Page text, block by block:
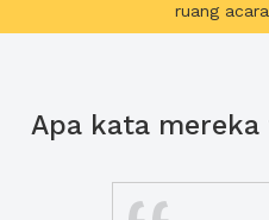
ruang
Apa kata mereka